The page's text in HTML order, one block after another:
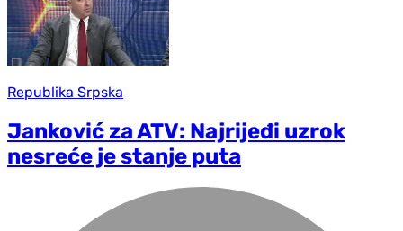
Republika Srpska
Janković za ATV: Najrijeđi uzrok
nesreće je stanje puta